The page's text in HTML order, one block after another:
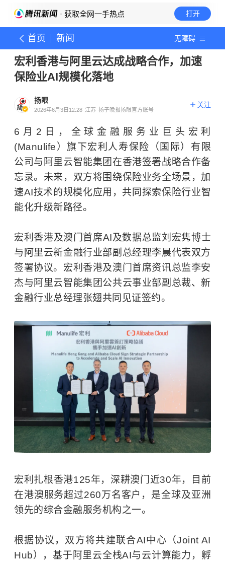
· 获取全网一手热点 打开
首页 新闻 无障碍
宏利香港与阿里云达成战略合作，加速
保险业AI规模化落地
扬眼
2026年6月3日12:28 江苏 扬子晚报扬眼官方账号
关注
6月2日，全球金融服务业巨头宏利
(Manulife）旗下宏利人寿保险（国际）有限
公司与阿里云智能集团在香港签署战略合作备
忘录。未来，双方将围绕保险业务全场景，加
速AI技术的规模化应用，共同探索保险行业智
能化升级新路径。
宏利香港及澳门首席AI及数据总监刘宏隽博士
与阿里云新金融行业部副总经理李晨代表双方
签署协议。宏利香港及澳门首席资讯总监李安
杰与阿里云智能集团公共云事业部副总裁、新
金融行业总经理张翅共同见证签约。
宏利扎根香港125年，深耕澳门近30年，目前
在港澳服务超过260万名客户，是全球及亚洲
领先的综合金融服务机构之一。
根据协议，双方将共建联合AI中心（Joint AI
Hub），基于阿里云全栈AI与云计算能力，孵